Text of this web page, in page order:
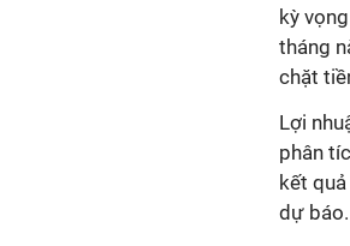
kỳ vọng
tháng
chặt
Lợi
phân
kết
dự báo.